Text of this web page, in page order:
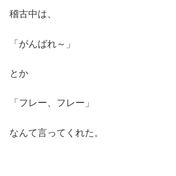
稽古中は、
「がんばれ～」
とか
「フレー、フレー」
なんて言ってくれた。